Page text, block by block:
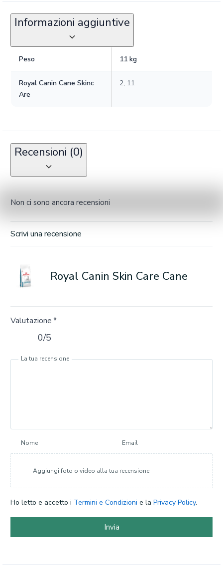
Informazioni aggiuntive
Peso 11 kg
Royal Canin Cane Skinc
Are
2, 11
Recensioni (0)
Non ci sono ancora recensioni
Scrivi una recensione
Royal Canin Skin Care Cane
Valutazione*
0/5
La tua recensione
Nome Email
Aggiungi foto o video alla tua recensione
Ho letto e accetto i Termini e Condizioni e la Privacy Policy.
Invia